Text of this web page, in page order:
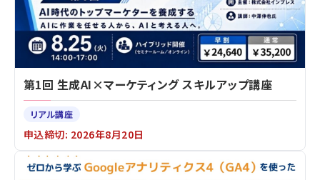
第1回 生成AI×マーケティング スキルアップ講座
リアル講座
申込締切: 2026年8月20日